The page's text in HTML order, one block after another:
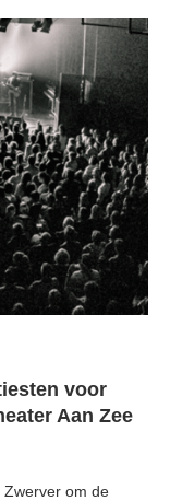
voor
Aan Zee
Zwerver om de